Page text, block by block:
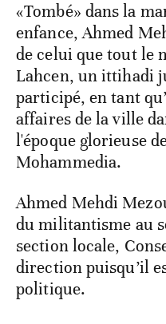
«Tombé» dans la
enfance, Ahmed
de celui que tout le
Lahcen, un ittihadi
participé, en tant
affaires de la ville
l'époque glorieuse
Mohammedia.
Ahmed Mehdi
du militantisme au
section locale,
direction puisqu’il
politique.